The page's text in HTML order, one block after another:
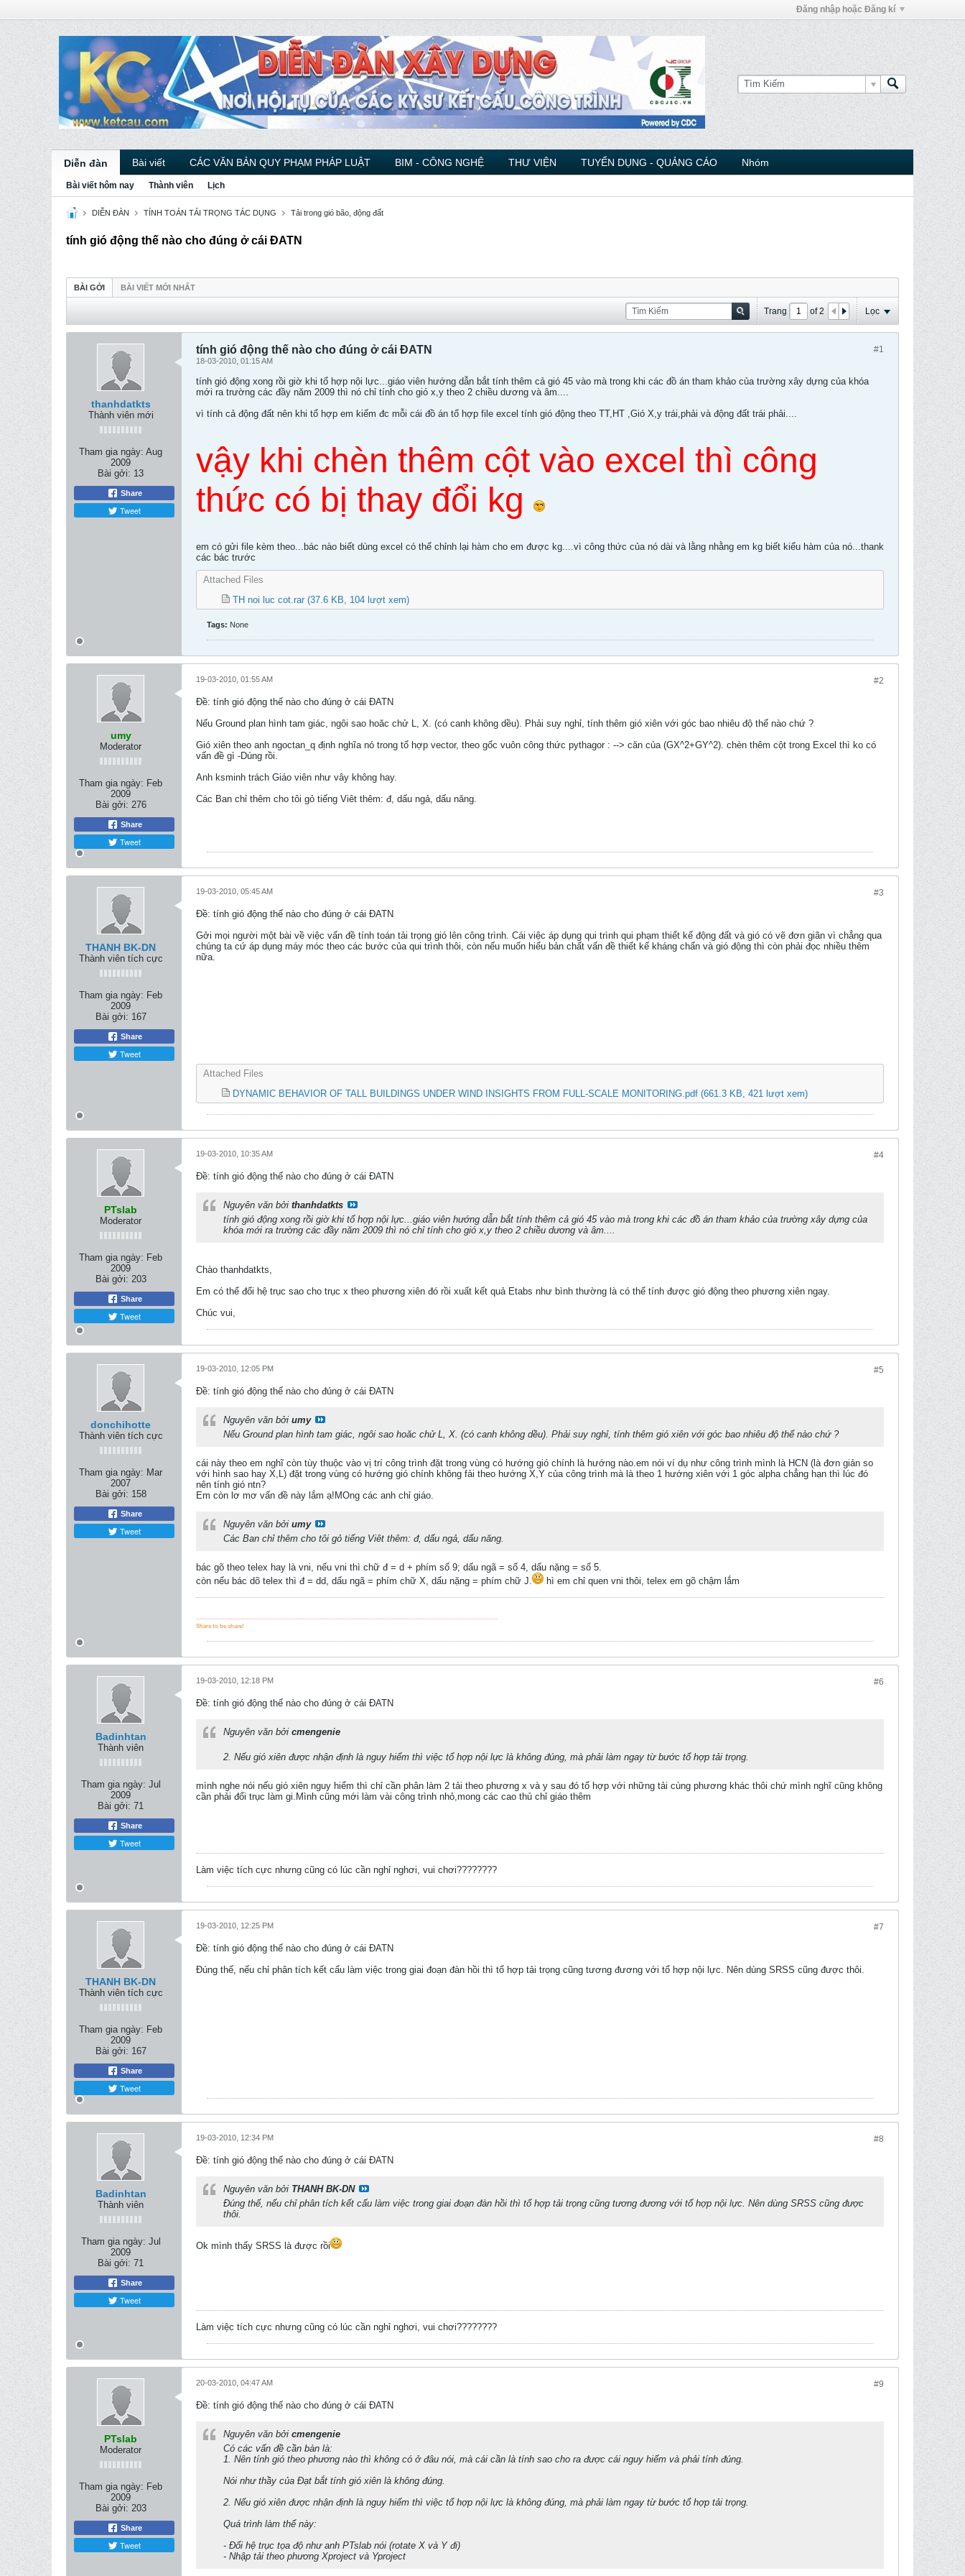
Đăng nhập hoặc Đăng kí
Diễn đàn Bài viết CÁC VĂN BẢN QUY PHẠM PHÁP LUẬT BIM - CÔNG NGHỆ THƯ VIỆN TUYỂN DỤNG - QUẢNG CÁO Nhóm
Bài viết hôm nay Thành viên Lịch
DIỄN ĐÀN TÍNH TOÁN TẢI TRỌNG TÁC DỤNG Tải trong gió bão, động đất
tính gió động thế nào cho đúng ở cái ĐATN
BÀI GỞI BÀI VIẾT MỚI NHẤT
Trang of2 Lọc
thanhdatkts
Thành viên mới
Tham gia ngày: Aug
2009
Bài gởi: 13
Share
Tweet
#1
tính gió động thế nào cho đúng ở cái ĐATN
18-03-2010, 01:15 AM
tính gió động xong rồi giờ khi tổ hợp nội lực...giáo viên hướng dẫn bắt tính thêm cả gió 45 vào mà trong khi các đồ án tham khảo của trường xây dựng của khóa
mới ra trường các đầy năm 2009 thì nó chỉ tính cho gió x,y theo 2 chiều dương và âm....
vì tính cả động đất nên khi tổ hợp em kiếm đc mỗi cái đồ án tổ hợp file excel tính gió động theo TT,HT ,Gió X,y trái,phải và động đất trái phải....
vậy khi chèn thêm cột vào excel thì công
thức có bị thay đổi kg
em có gửi file kèm theo...bác nào biết dùng excel có thể chỉnh lại hàm cho em được kg....vì công thức của nó dài và lằng nhằng em kg biết kiểu hàm của nó...thank
các bác trước
Attached Files
TH noi luc cot.rar (37.6 KB, 104 lượt xem)
Tags: None
umy
Moderator
Tham gia ngày: Feb
2009
Bài gởi: 276
Share
Tweet
#2
19-03-2010, 01:55 AM
Ðề: tính gió động thế nào cho đúng ở cái ĐATN
Nếu Ground plan hình tam giác, ngôi sao hoăc chử L, X. (có canh không dều). Phải suy nghỉ, tính thêm gió xiên với góc bao nhiêu độ thế nào chứ ?
Gió xiên theo anh ngoctan_q định nghĩa nó trong tổ hợp vector, theo gốc vuôn công thức pythagor : --> căn của (GX^2+GY^2). chèn thêm cột trong Excel thì ko có
vấn đề gì -Dúng rồi.
Anh ksminh trách Giáo viên như vây không hay.
Các Ban chỉ thêm cho tôi gỏ tiếng Viêt thêm: đ, dấu ngả, dấu năng.
THANH BK-DN
Thành viên tích cực
Tham gia ngày: Feb
2009
Bài gởi: 167
Share
Tweet
#3
19-03-2010, 05:45 AM
Ðề: tính gió động thế nào cho đúng ở cái ĐATN
Gởi mọi người một bài về việc vấn đề tính toán tải trọng gió lên công trình. Cái việc áp dụng qui trình qui phạm thiết kế động đất và gió có vẽ đơn giãn vì chẳng qua
chúng ta cứ áp dụng máy móc theo các bước của qui trình thôi, còn nếu muốn hiểu bản chất vấn đề thiết kế kháng chấn và gió động thì còn phải đọc nhiều thêm
nữa.
Attached Files
DYNAMIC BEHAVIOR OF TALL BUILDINGS UNDER WIND INSIGHTS FROM FULL-SCALE MONITORING.pdf (661.3 KB, 421 lượt xem)
PTslab
Moderator
Tham gia ngày: Feb
2009
Bài gởi: 203
Share
Tweet
#4
19-03-2010, 10:35 AM
Ðề: tính gió động thế nào cho đúng ở cái ĐATN
Nguyên văn bởi thanhdatkts
tính gió động xong rồi giờ khi tổ hợp nội lực...giáo viên hướng dẫn bắt tính thêm cả gió 45 vào mà trong khi các đồ án tham khảo của trường xây dựng của
khóa mới ra trường các đầy năm 2009 thì nó chỉ tính cho gió x,y theo 2 chiều dương và âm....
Chào thanhdatkts,
Em có thể đổi hệ trục sao cho trục x theo phương xiên đó rồi xuất kết quả Etabs như bình thường là có thể tính được gió động theo phương xiên ngay.
Chúc vui,
donchihotte
Thành viên tích cực
Tham gia ngày: Mar
2007
Bài gởi: 158
Share
Tweet
#5
19-03-2010, 12:05 PM
Ðề: tính gió động thế nào cho đúng ở cái ĐATN
Nguyên văn bởi umy
Nếu Ground plan hình tam giác, ngôi sao hoăc chử L, X. (có canh không dều). Phải suy nghỉ, tính thêm gió xiên với góc bao nhiêu độ thế nào chứ ?
cái này theo em nghĩ còn tùy thuộc vào vị trí công trình đặt trong vùng có hướng gió chính là hướng nào.em nói ví dụ như công trình mình là HCN (là đơn giản so
với hình sao hay X,L) đặt trong vùng có hướng gió chính không fải theo hướng X,Y của công trình mà là theo 1 hướng xiên với 1 góc alpha chẳng hạn thì lúc đó
nên tính gió ntn?
Em còn lơ mơ vấn đề này lắm ạ!MOng các anh chỉ giáo.
Nguyên văn bởi umy
Các Ban chỉ thêm cho tôi gỏ tiếng Viêt thêm: đ, dấu ngả, dấu năng.
bác gõ theo telex hay là vni, nếu vni thì chữ đ = d + phím số 9; dấu ngã = số 4, dấu nặng = số 5.
còn nếu bác dõ telex thì đ = dd, dấu ngã = phím chữ X, dấu nặng = phím chữ J.
hì em chỉ quen vni thôi, telex em gõ chậm lắm
Share to be share!
Badinhtan
Thành viên
Tham gia ngày: Jul
2009
Bài gởi: 71
Share
Tweet
#6
19-03-2010, 12:18 PM
Ðề: tính gió động thế nào cho đúng ở cái ĐATN
Nguyên văn bởi cmengenie
2. Nếu gió xiên được nhận định là nguy hiểm thì việc tổ hợp nội lực là không đúng, mà phải làm ngay từ bước tổ hợp tải trọng.
mình nghe nói nếu gió xiên nguy hiểm thì chỉ cần phân làm 2 tải theo phương x và y sau đó tổ hợp với những tải cùng phương khác thôi chứ mình nghĩ cũng không
cần phải đổi trục làm gi.Mình cũng mới làm vài công trình nhỏ,mong các cao thủ chỉ giáo thêm
Làm việc tích cực nhưng cũng có lúc cần nghỉ nghơi, vui chơi????????
THANH BK-DN
Thành viên tích cực
Tham gia ngày: Feb
2009
Bài gởi: 167
Share
Tweet
#7
19-03-2010, 12:25 PM
Ðề: tính gió động thế nào cho đúng ở cái ĐATN
Đúng thế, nếu chỉ phân tích kết cấu làm việc trong giai đoạn đàn hồi thì tổ hợp tải trọng cũng tương đương với tổ hợp nội lực. Nên dùng SRSS cũng được thôi.
Badinhtan
Thành viên
Tham gia ngày: Jul
2009
Bài gởi: 71
Share
Tweet
#8
19-03-2010, 12:34 PM
Ðề: tính gió động thế nào cho đúng ở cái ĐATN
Nguyên văn bởi THANH BK-DN
Đúng thế, nếu chỉ phân tích kết cấu làm việc trong giai đoạn đàn hồi thì tổ hợp tải trọng cũng tương đương với tổ hợp nội lực. Nên dùng SRSS cũng được
thôi.
Ok mình thấy SRSS là được rồi
Làm việc tích cực nhưng cũng có lúc cần nghỉ nghơi, vui chơi????????
PTslab
Moderator
Tham gia ngày: Feb
2009
Bài gởi: 203
Share
Tweet
#9
20-03-2010, 04:47 AM
Ðề: tính gió động thế nào cho đúng ở cái ĐATN
Nguyên văn bởi cmengenie
Có các vấn đề cần bàn là:
1. Nên tính gió theo phương nào thì không có ở đâu nói, mà cái cần là tính sao cho ra được cái nguy hiểm và phải tính đúng.
Nói như thầy của Đạt bắt tính gió xiên là không đúng.
2. Nếu gió xiên được nhận định là nguy hiểm thì việc tổ hợp nội lực là không đúng, mà phải làm ngay từ bước tổ hợp tải trọng.
Quá trình làm thế này:
- Đổi hệ trục tọa độ như anh PTslab nói (rotate X và Y đi)
- Nhập tải theo phương Xproject và Yproject